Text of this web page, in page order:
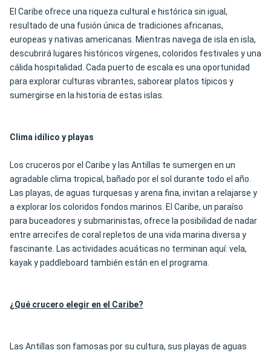
El Caribe ofrece una riqueza cultural e histórica sin igual,
resultado de una fusión única de tradiciones africanas,
europeas y nativas americanas. Mientras navega de isla en isla,
descubrirá lugares históricos vírgenes, coloridos festivales y una
cálida hospitalidad. Cada puerto de escala es una oportunidad
para explorar culturas vibrantes, saborear platos típicos y
sumergirse en la historia de estas islas.
Clima idílico y playas
Los cruceros por el Caribe y las Antillas te sumergen en un
agradable clima tropical, bañado por el sol durante todo el año.
Las playas, de aguas turquesas y arena fina, invitan a relajarse y
a explorar los coloridos fondos marinos. El Caribe, un paraíso
para buceadores y submarinistas, ofrece la posibilidad de nadar
entre arrecifes de coral repletos de una vida marina diversa y
fascinante. Las actividades acuáticas no terminan aquí: vela,
kayak y paddleboard también están en el programa.
¿Qué crucero elegir en el Caribe?
Las Antillas son famosas por su cultura, sus playas de aguas